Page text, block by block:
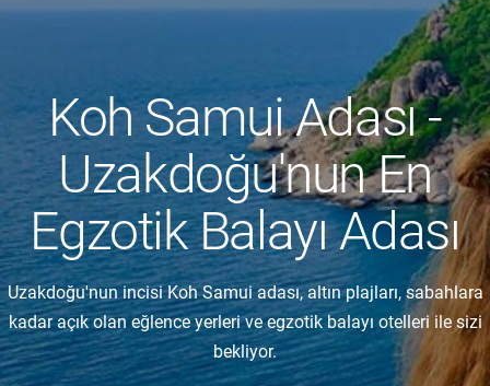
Koh Samui Adası -
Uzakdoğu'nun En
Egzotik Balayı Adası
Uzakdoğu'nun incisi Koh Samui adası, altın plajları, sabahlara
kadar açık olan eğlence yerleri ve egzotik balayı otelleri ile sizi
bekliyor.